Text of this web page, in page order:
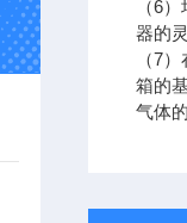
（6
器的
（7
箱的
气体